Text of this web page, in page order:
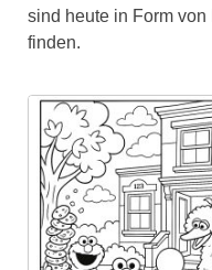
sind heute in Form
finden.